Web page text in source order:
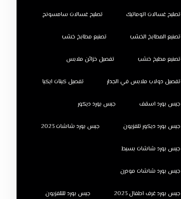
تصليح غسالات اتوماتيك تصليح غسالات سامسونج
تصنيع المطابخ الخشب تصنيع مطابخ خشب
تصنيع مطبخ خشب تفصيل خزائن ملابس
تفصيل دولاب ملابس في الجدار تفصيل كبتات ايكيا
جبس بورد اسقف جبس بورد ديكور
جبس بورد ديكور تلفزيون جبس بورد شاشات 2023
جبس بورد شاشات بسيط
جبس بورد شاشات مودرن
جبس بورد غرف اطفال 2023 جبس بورد للتلفزيون